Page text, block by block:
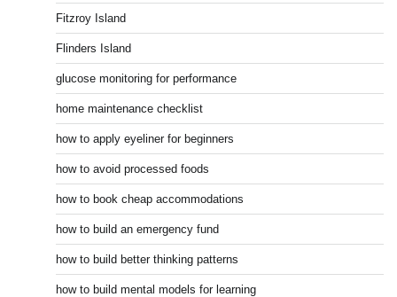
Fitzroy Island
Flinders Island
glucose monitoring for performance
home maintenance checklist
how to apply eyeliner for beginners
how to avoid processed foods
how to book cheap accommodations
how to build an emergency fund
how to build better thinking patterns
how to build mental models for learning